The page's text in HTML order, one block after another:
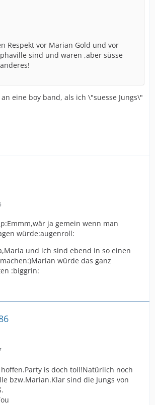
Respekt vor Marian Gold und vor
sind und waren ,aber süsse
eine boy band, als ich \"suesse Jungs\"
ja gemein wenn man
würde:augenroll:
und ich sind ebend in so einen
würde das ganz
:biggrin:
is doch toll!Natürlich noch
bzw.Marian.Klar sind die Jungs von